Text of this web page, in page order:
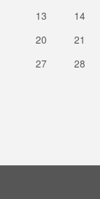
13
14
20
21
27
28